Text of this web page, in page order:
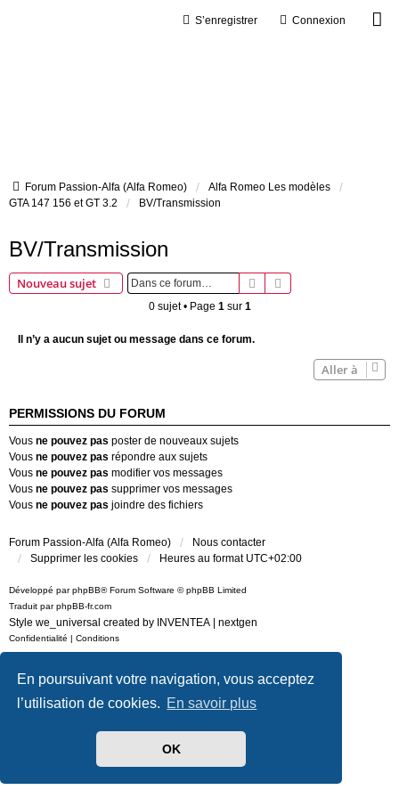
En poursuivant votre navigation, vous acceptez
l’utilisation de cookies. En savoir plus
OK
Connexion
S’enregistrer
Forum Passion-Alfa (Alfa Romeo)
Alfa Romeo Les modèles
GTA 147 156 et GT 3.2
BV/Transmission
BV/Transmission
Nouveau sujet Rechercher
0 sujet • Page 1sur 1
Il n’y a aucun sujet ou message dans ce forum.
Aller à
PERMISSIONS DU FORUM
Vous ne pouvez pas poster de nouveaux sujets
Vous ne pouvez pas répondre aux sujets
Vous ne pouvez pas modifier vos messages
Vous ne pouvez pas supprimer vos messages
Vous ne pouvez pas joindre des fichiers
Forum Passion-Alfa (Alfa Romeo)
Nous contacter
Supprimer les cookies
Heures au format UTC+02:00
Développé parphpBB® Forum Software © phpBB Limited
Traduit parphpBB-fr.com
Style we_universal created by INVENTEA nextgen
Confidentialité | Conditions